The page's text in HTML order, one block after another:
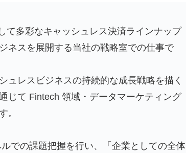
て多彩なキャッシュレス決済ラインナップ
ネスを展開する当社の戦略室での仕事で
ュレスビジネスの持続的な成長戦略を描く
じて Fintech 領域・データマーケティング
。
での課題把握を行い、「企業としての全体